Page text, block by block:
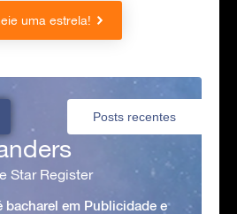
uma estrela!
Posts recentes
Star Register
bacharel em Publicidade e